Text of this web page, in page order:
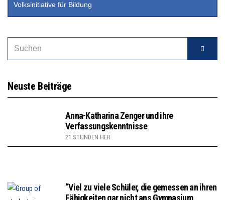
Volksinitiative für Bildung
Neuste Beiträge
Anna-Katharina Zenger und ihre
Verfassungskenntnisse
21 STUNDEN HER
“Viel zu viele Schüler, die gemessen an ihren
Fähigkeiten gar nicht ans Gymnasium